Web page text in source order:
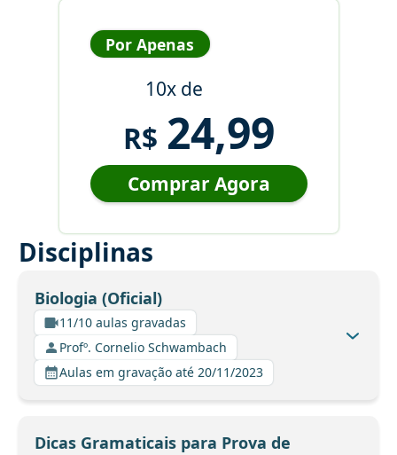
Por Apenas
10x de
R$ 24,99
Comprar Agora
Disciplinas
Biologia (Oficial)
11/10 aulas gravadas
Profº. Cornelio Schwambach
Aulas em gravação até 20/11/2023
Dicas Gramaticais para Prova de